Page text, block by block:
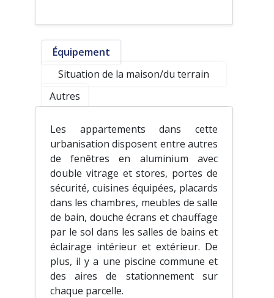
Équipement
Situation de la maison/du terrain
Autres
Les appartements dans cette
urbanisation disposent entre autres
de fenêtres en aluminium avec
double vitrage et stores, portes de
sécurité, cuisines équipées, placards
dans les chambres, meubles de salle
de bain, douche écrans et chauffage
par le sol dans les salles de bains et
éclairage intérieur et extérieur. De
plus, il y a une piscine commune et
des aires de stationnement sur
chaque parcelle.